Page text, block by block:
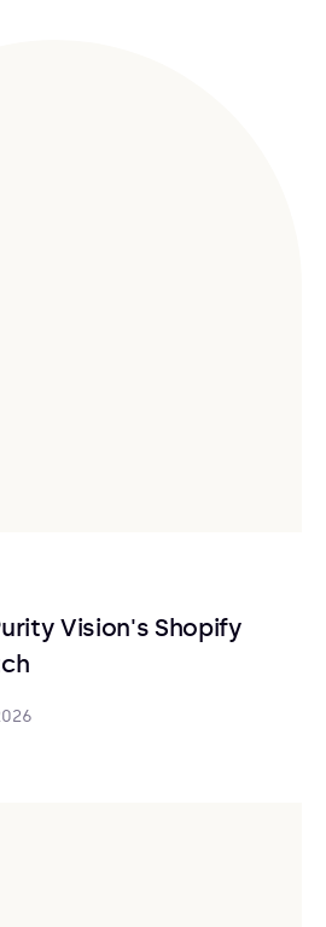
Vision's Shopify